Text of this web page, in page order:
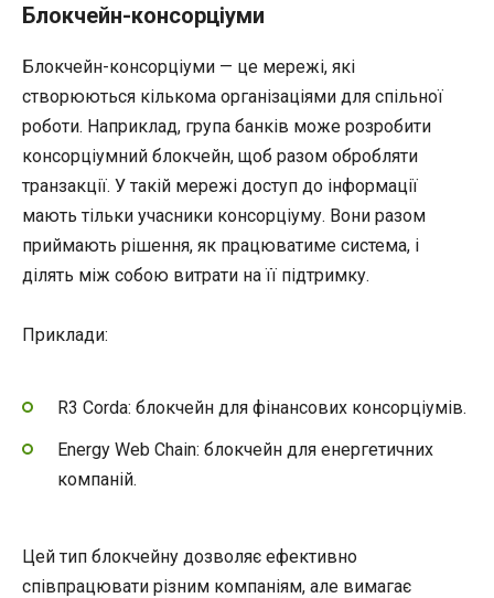
Блокчейн-консорціуми
Блокчейн-консорціуми — це мережі, які
створюються кількома організаціями для спільної
роботи. Наприклад, група банків може розробити
консорціумний блокчейн, щоб разом обробляти
транзакції. У такій мережі доступ до інформації
мають тільки учасники консорціуму. Вони разом
приймають рішення, як працюватиме система, і
ділять між собою витрати на її підтримку.
Приклади:
R3 Corda: блокчейн для фінансових консорціумів.
Energy Web Chain: блокчейн для енергетичних
компаній.
Цей тип блокчейну дозволяє ефективно
співпрацювати різним компаніям, але вимагає